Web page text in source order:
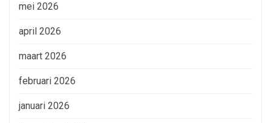
mei 2026
april 2026
maart 2026
februari 2026
januari 2026